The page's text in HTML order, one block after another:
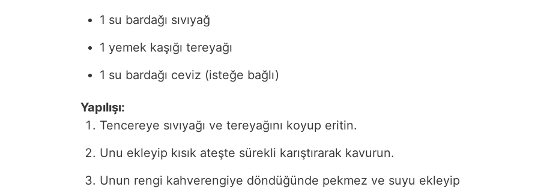
1 su bardağı sıvıyağ
1 yemek kaşığı tereyağı
1 su bardağı ceviz (isteğe bağlı)
Yapılışı:
Tencereye sıvıyağı ve tereyağını koyup eritin.
Unu ekleyip kısık ateşte sürekli karıştırarak kavurun.
Unun rengi kahverengiye döndüğünde pekmez ve suyu ekleyip